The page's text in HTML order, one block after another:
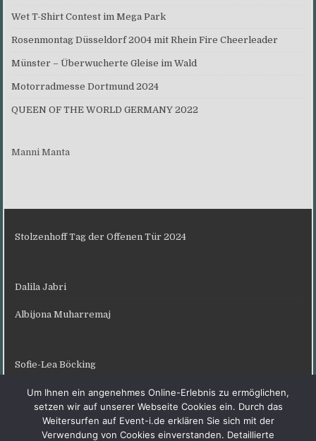
Wet T-Shirt Contest im Mega Park
Rosenmontag Düsseldorf 2004 mit Rhein Fire Cheerleader
Münster – Überwucherte Gleise im Wald
Motorradmesse Dortmund 2024
QUEEN OF THE WORLD GERMANY 2022
Manni Manta
Stolzenhoff Tag der Offenen Tür 2024
Dalila Jabri
Albijona Muharremaj
Sofie-Lea Böcking
Karneval Sprakel 2024
Um Ihnen ein angenehmes Online-Erlebnis zu ermöglichen,
setzen wir auf unserer Webseite Cookies ein. Durch das
Weitersurfen auf Event-i.de erklären Sie sich mit der
Verwendung von Cookies einverstanden. Detaillierte